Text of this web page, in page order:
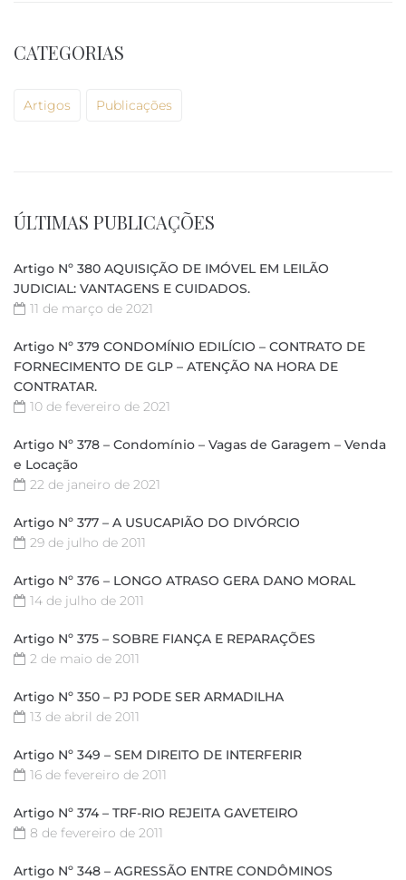
CATEGORIAS
Artigos Publicações
ÚLTIMAS PUBLICAÇÕES
Artigo Nº 380 AQUISIÇÃO DE IMÓVEL EM LEILÃO
JUDICIAL: VANTAGENS E CUIDADOS.
11 de março de 2021
Artigo Nº 379 CONDOMÍNIO EDILÍCIO – CONTRATO DE
FORNECIMENTO DE GLP – ATENÇÃO NA HORA DE
CONTRATAR.
10 de fevereiro de 2021
Artigo Nº 378 – Condomínio – Vagas de Garagem – Venda
e Locação
22 de janeiro de 2021
Artigo Nº 377 – A USUCAPIÃO DO DIVÓRCIO
29 de julho de 2011
Artigo Nº 376 – LONGO ATRASO GERA DANO MORAL
14 de julho de 2011
Artigo Nº 375 – SOBRE FIANÇA E REPARAÇÕES
2 de maio de 2011
Artigo Nº 350 – PJ PODE SER ARMADILHA
13 de abril de 2011
Artigo Nº 349 – SEM DIREITO DE INTERFERIR
16 de fevereiro de 2011
Artigo Nº 374 – TRF-RIO REJEITA GAVETEIRO
8 de fevereiro de 2011
Artigo Nº 348 – AGRESSÃO ENTRE CONDÔMINOS